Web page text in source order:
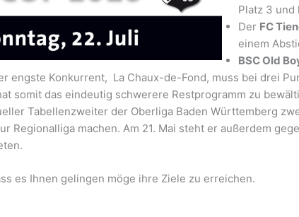
Platz 3 und
Der FC
einem
BSC Old
engste Konkurrent, La Chaux-de-Fond, muss bei drei
somit das eindeutig schwerere Restprogramm zu
Tabellenzweiter der Oberliga Baden Württemberg
Regionalliga machen. Am 21. Mai steht er außerdem
es Ihnen gelingen möge ihre Ziele zu erreichen.